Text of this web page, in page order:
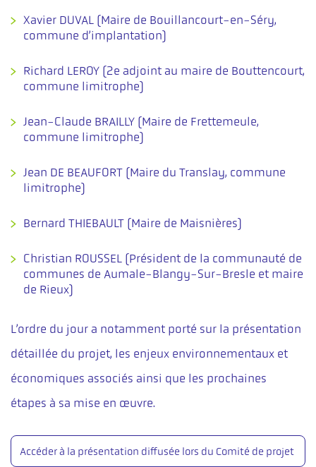
Xavier DUVAL (Maire de Bouillancourt-en-Séry,
commune d’implantation)
Richard LEROY (2e adjoint au maire de Bouttencourt,
commune limitrophe)
Jean-Claude BRAILLY (Maire de Frettemeule,
commune limitrophe)
Jean DE BEAUFORT (Maire du Translay, commune
limitrophe)
Bernard THIEBAULT (Maire de Maisnières)
Christian ROUSSEL (Président de la communauté de
communes de Aumale-Blangy-Sur-Bresle et maire
de Rieux)
L’ordre du jour a notamment porté sur la présentation
détaillée du projet, les enjeux environnementaux et
économiques associés ainsi que les prochaines
étapes à sa mise en œuvre.
Accéder à la présentation diffusée lors du Comité de projet